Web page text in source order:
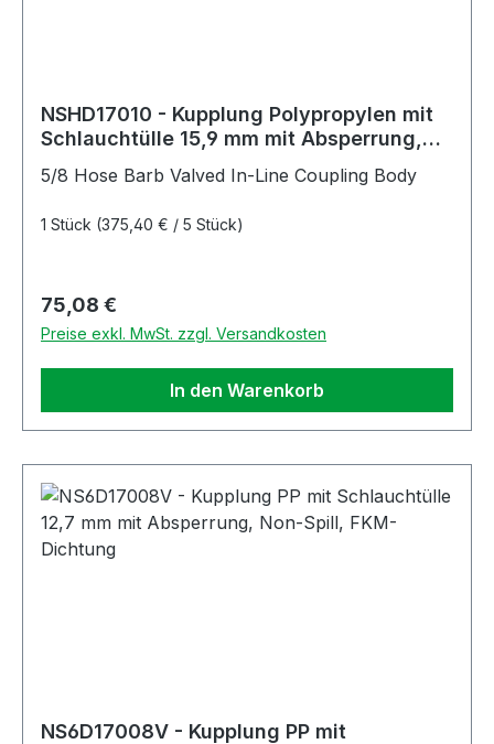
NSHD17010 - Kupplung Polypropylen mit
Schlauchtülle 15,9 mm mit Absperrung,
5/8 Hose Barb Valved In-Line Coupling Body
1 Stück (375,40 € / 5 Stück)
Regulärer Preis:
75,08 €
Preise exkl. MwSt. zzgl. Versandkosten
In den Warenkorb
NS6D17008V - Kupplung PP mit